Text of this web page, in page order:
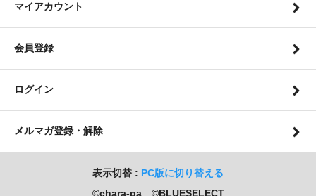
マイアカウント
会員登録
ログイン
メルマガ登録・解除
表示切替 : PC版に切り替える
©chara-pa ©BLUESELECT